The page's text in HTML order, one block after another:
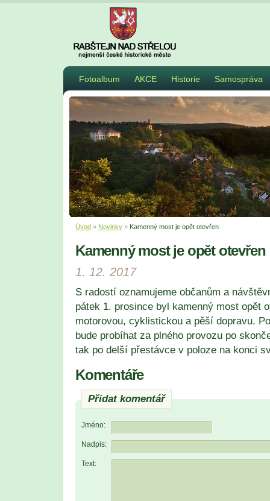
Fotoalbum AKCE Historie Samospráva
Úvod » Novinky » Kamenný most je opět otevřen
Kamenný most je opět otevřen
1. 12. 2017
S radostí oznamujeme občanům a
pátek 1. prosince byl kamenný most opět
motorovou, cyklistickou a pěší dopravu.
bude probíhat za plného provozu po
tak po delší přestávce v poloze na konci
Komentáře
Přidat komentář
Jméno:
Nadpis:
Text: